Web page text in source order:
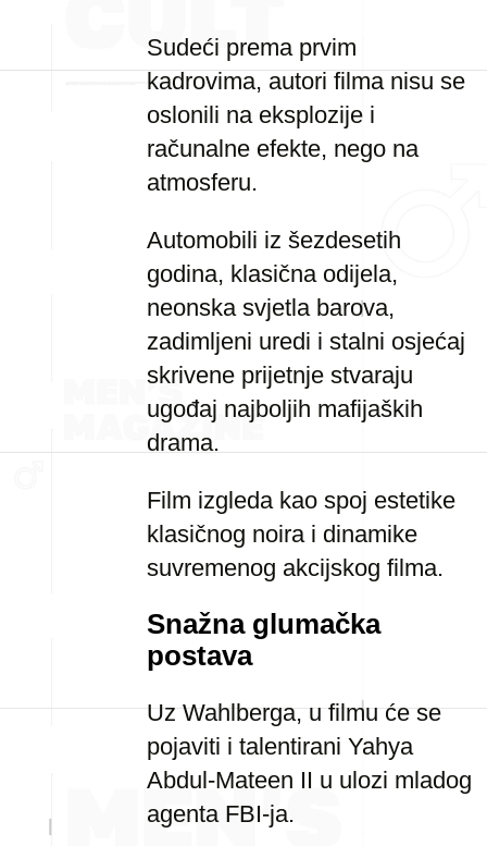
Sudeći prema prvim
kadrovima, autori filma nisu se
oslonili na eksplozije i
računalne efekte, nego na
atmosferu.
Automobili iz šezdesetih
godina, klasična odijela,
neonska svjetla barova,
zadimljeni uredi i stalni osjećaj
skrivene prijetnje stvaraju
ugođaj najboljih mafijaških
drama.
Film izgleda kao spoj estetike
klasičnog noira i dinamike
suvremenog akcijskog filma.
Snažna glumačka
postava
Uz Wahlberga, u filmu će se
pojaviti i talentirani Yahya
Abdul-Mateen II u ulozi mladog
agenta FBI-ja.